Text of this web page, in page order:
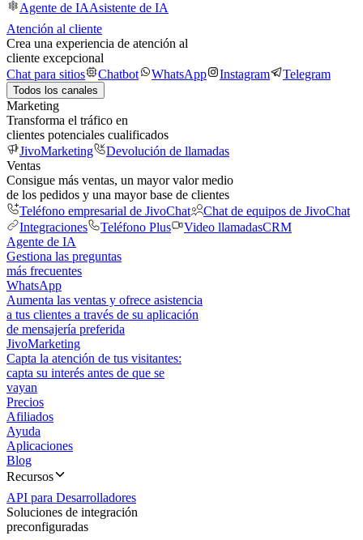
Agente de IAAsistente de IA
Atención al cliente
Crea una experiencia de atención al
cliente excepcional
Chat para sitios
Chatbot WhatsApp Instagram Telegram
Todos los canales
Marketing
Transforma el tráfico en
clientes potenciales cualificados
JivoMarketing
Devolución de llamadas
Ventas
Consigue más ventas, un mayor valor medio
de los pedidos y una mayor base de clientes
Teléfono empresarial de JivoChat
Chat de equipos de JivoChat
Integraciones
Teléfono Plus Video llamadasCRM
Agente de IA
Gestiona las preguntas
más frecuentes
WhatsApp
Aumenta las ventas y ofrece asistencia
a tus clientes a través de su aplicación
de mensajería preferida
JivoMarketing
Capta la atención de tus visitantes:
capta su interés antes de que se
vayan
Precios
Afiliados
Ayuda
Aplicaciones
Blog
Recursos
API para Desarrolladores
Soluciones de integración
preconfiguradas